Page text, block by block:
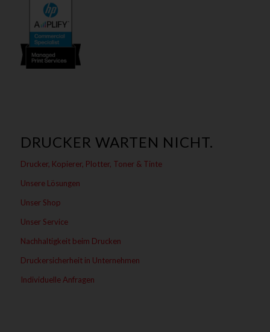
DRUCKER WARTEN NICHT.
Drucker, Kopierer, Plotter, Toner & Tinte
Unsere Lösungen
Unser Shop
Unser Service
Nachhaltigkeit beim Drucken
Druckersicherheit in Unternehmen
Individuelle Anfragen